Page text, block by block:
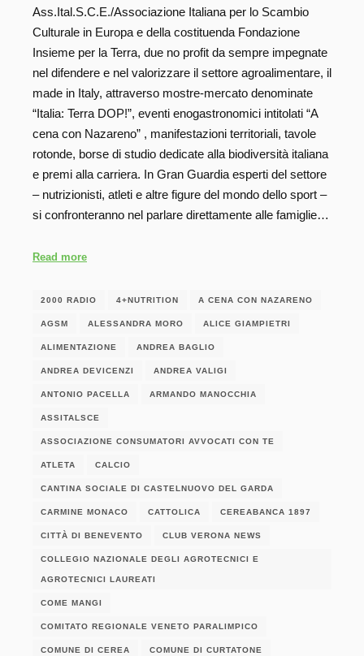
Ass.Ital.S.C.E./Associazione Italiana per lo Scambio
Culturale in Europa e della costituenda Fondazione
Insieme per la Terra, due no profit da sempre impegnate
nel difendere e nel valorizzare il settore agroalimentare, il
made in Italy, attraverso mostre-mercato denominate
“Italia: Terra DOP!”, eventi enogastronomici intitolati “A
cena con Nazareno” , manifestazioni territoriali, tavole
rotonde, borse di studio dedicate alla biodiversità italiana
e premi alla carriera. In Gran Guardia esperti del settore
– nutrizionisti, atleti e altre figure del mondo dello sport –
si confronteranno nel parlare direttamente alle famiglie…
Read more
2000 RADIO 4+NUTRITION A CENA CON NAZARENO
AGSM ALESSANDRA MORO ALICE GIAMPIETRI
ALIMENTAZIONE ANDREA BAGLIO
ANDREA DEVICENZI ANDREA VALIGI
ANTONIO PACELLA ARMANDO MANOCCHIA
ASSITALSCE
ASSOCIAZIONE CONSUMATORI AVVOCATI CON TE
ATLETA CALCIO
CANTINA SOCIALE DI CASTELNUOVO DEL GARDA
CARMINE MONACO CATTOLICA CEREABANCA 1897
CITTÀ DI BENEVENTO CLUB VERONA NEWS
COLLEGIO NAZIONALE DEGLI AGROTECNICI E
AGROTECNICI LAUREATI
COME MANGI
COMITATO REGIONALE VENETO PARALIMPICO
COMUNE DI CEREA COMUNE DI CURTATONE